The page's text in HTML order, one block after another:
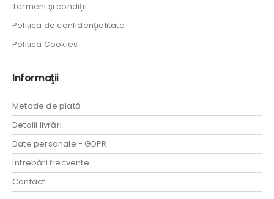
Termeni şi condiţii
Politica de confidenţialitate
Politica Cookies
Informaţii
Metode de plată
Detalii livrări
Date personale - GDPR
Întrebări frecvente
Contact